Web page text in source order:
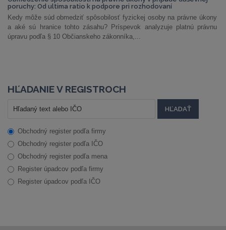
poruchy: Od ultima ratio k podpore pri rozhodovaní
Kedy môže súd obmedziť spôsobilosť fyzickej osoby na právne úkony
a aké sú hranice tohto zásahu? Príspevok analyzuje platnú právnu
úpravu podľa § 10 Občianskeho zákonníka,...
HĽADANIE V REGISTROCH
Obchodný register podľa firmy
Obchodný register podľa IČO
Obchodný register podľa mena
Register úpadcov podľa firmy
Register úpadcov podľa IČO